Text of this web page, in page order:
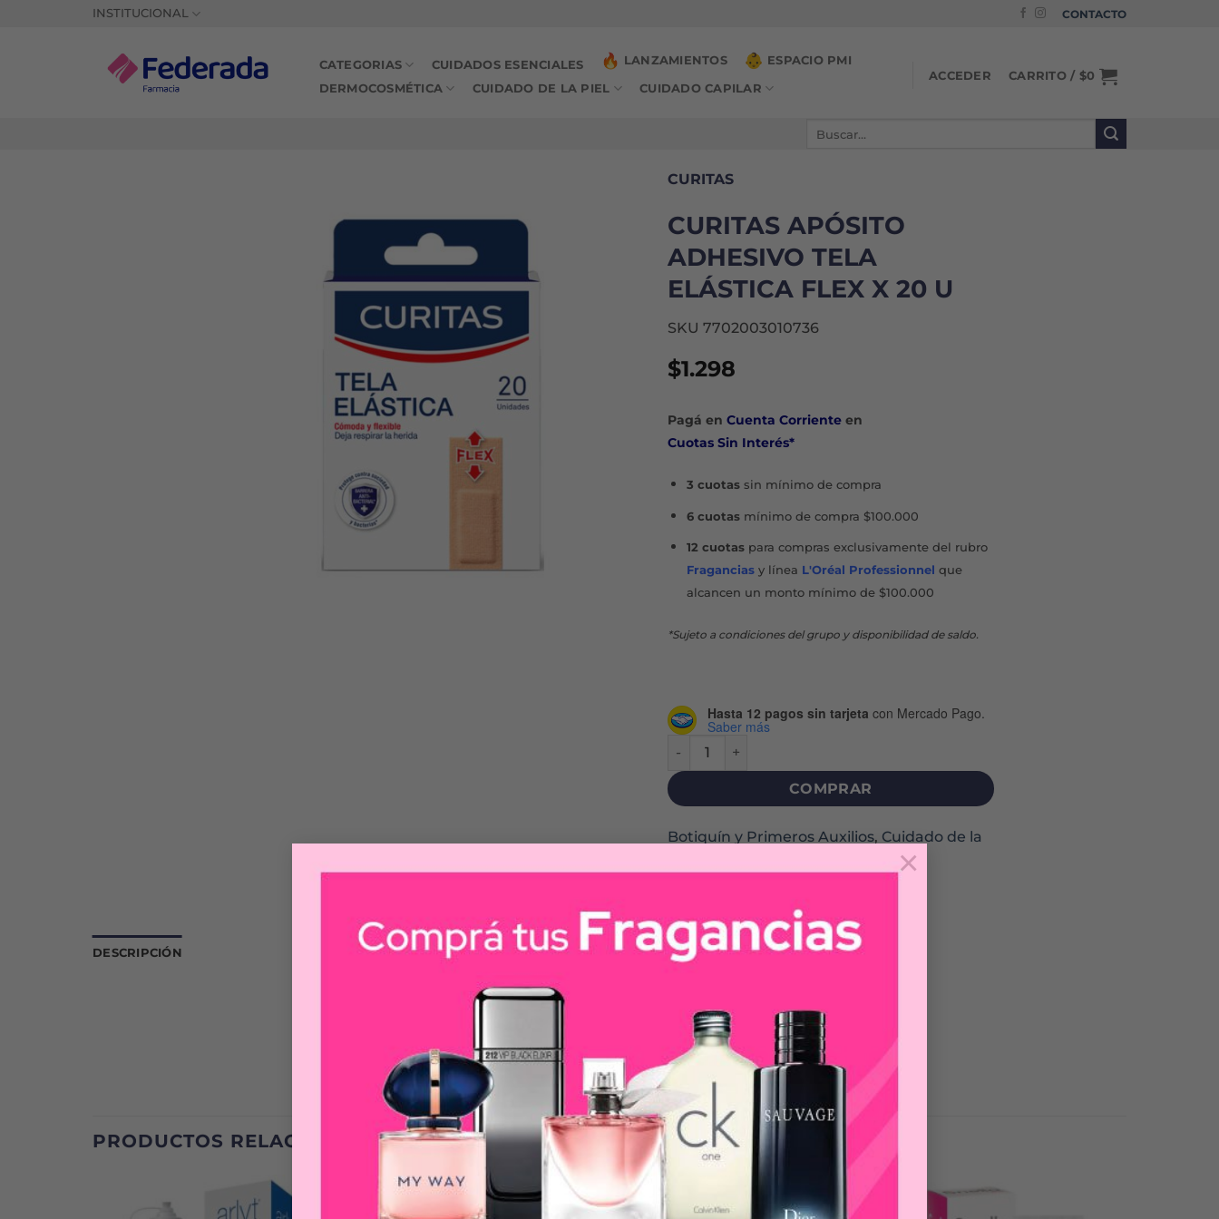
×
INSTITUCIONAL CONTACTO
CATEGORIAS CUIDADOS ESENCIALES LANZAMIENTOS ESPACIO PMI
DERMOCOSMÉTICA CUIDADO DE LA PIEL CUIDADO CAPILAR
ACCEDER CARRITO / $0
CURITAS
CURITAS APÓSITO
ADHESIVO TELA
ELÁSTICA FLEX X 20 U
SKU 7702003010736
$1.298
Pagá en Cuenta Corrienteen
Cuotas Sin Interés*
3 cuotassin mínimo de compra
6 cuotasmínimo de compra $100.000
12 cuotaspara compras exclusivamente del rubro
Fraganciasy línea L'Oréal Professionnel que
alcancen un monto mínimo de $100.000
*Sujeto a condiciones del grupo y disponibilidad de saldo.
Hasta 12 pagos sin tarjeta con Mercado Pago.
Saber más
CURITAS APÓSITO ADHESIVO TELA ELÁSTICA FLEX X 20 U cantidad
COMPRAR
Botiquín y Primeros Auxilios, Cuidado de la
DESCRIPCIÓN
PRODUCTOS RELACIONADOS